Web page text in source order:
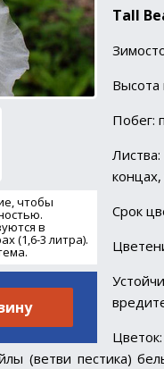
чтобы
в
(1,6-3 литра).
Tall
Высота
Побег:
Срок
(ветви пестика)